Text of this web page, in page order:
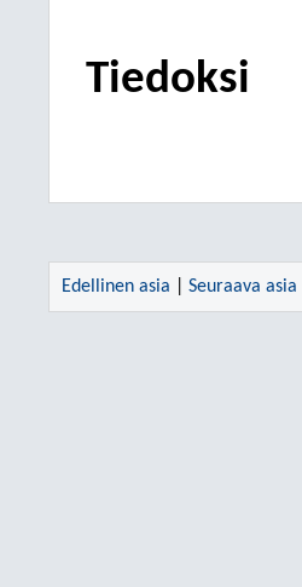
Tiedoksi
Edellinen asia Seuraava asia